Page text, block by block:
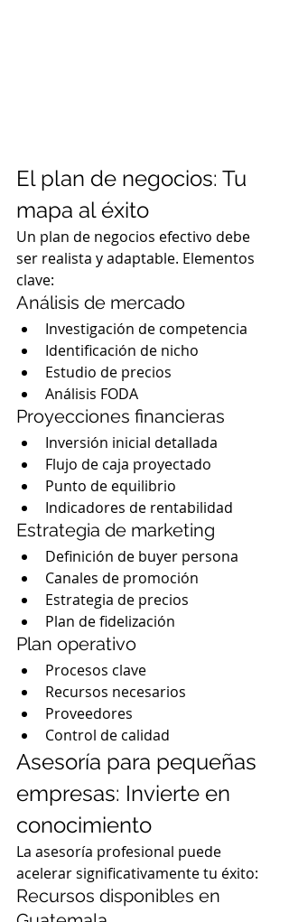
El plan de negocios: Tu
mapa al éxito
Un plan de negocios efectivo debe
ser realista y adaptable. Elementos
clave:
Análisis de mercado
Investigación de competencia
Identificación de nicho
Estudio de precios
Análisis FODA
Proyecciones financieras
Inversión inicial detallada
Flujo de caja proyectado
Punto de equilibrio
Indicadores de rentabilidad
Estrategia de marketing
Definición de buyer persona
Canales de promoción
Estrategia de precios
Plan de fidelización
Plan operativo
Procesos clave
Recursos necesarios
Proveedores
Control de calidad
Asesoría para pequeñas
empresas: Invierte en
conocimiento
La asesoría profesional puede
acelerar significativamente tu éxito:
Recursos disponibles en